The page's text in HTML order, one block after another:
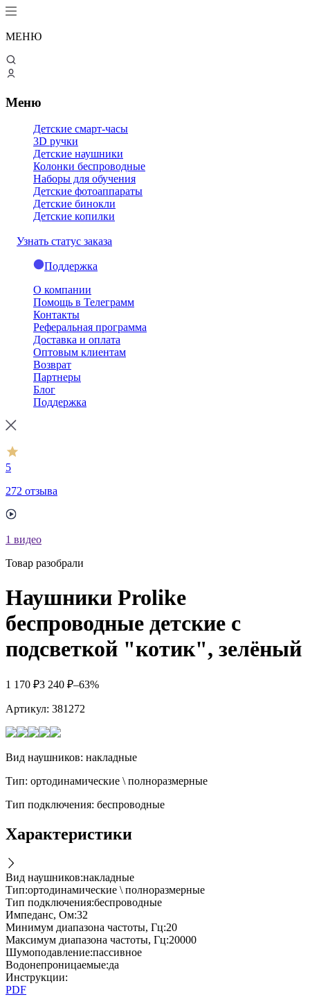
МЕНЮ
Меню
Детские смарт-часы
3D ручки
Детские наушники
Колонки беспроводные
Наборы для обучения
Детские фотоаппараты
Детские бинокли
Детские копилки
Узнать статус заказа
Поддержка
О компании
Помощь в Телеграмм
Контакты
Реферальная программа
Доставка и оплата
Оптовым клиентам
Возврат
Партнеры
Блог
Поддержка
5
272 отзыва
1 видео
Товар разобрали
Наушники Prolike
беспроводные детские с
подсветкой "котик", зелёный
1 170 ₽3 240 ₽–63%
Артикул: 381272
Вид наушников: накладные
Тип: ортодинамические \ полноразмерные
Тип подключения: беспроводные
Характеристики
Вид наушников:накладные
Тип:ортодинамические \ полноразмерные
Тип подключения:беспроводные
Импеданс, Ом:32
Минимум диапазона частоты, Гц:20
Максимум диапазона частоты, Гц:20000
Шумоподавление:пассивное
Водонепроницаемые:да
Инструкции:
PDF